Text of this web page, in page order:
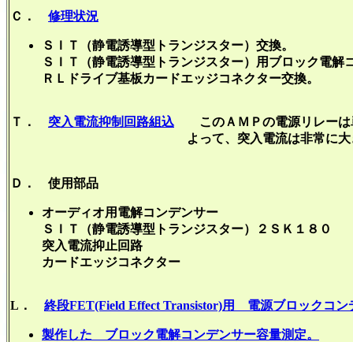
Ｃ． 修理状況
ＳＩＴ（静電誘導型トランジスター）交換。
ＳＩＴ（静電誘導型トランジスター）用ブロック電解
ＲＬドライブ基板カードエッジコネクター交換。
Ｔ． 突入電流抑制回路組込 このＡＭＰの電源リレーは
よって、突入電流は非常に大きいです。電
Ｄ． 使用部品
オーディオ用電解コンデンサー
ＳＩＴ（静電誘導型トランジスター）２ＳＫ
突入電流抑止回路
カードエッジコネクター
L． 終段FET(Field Effect Transistor)用 電源ブロックコン
製作した ブロック電解コンデンサー容量測定。